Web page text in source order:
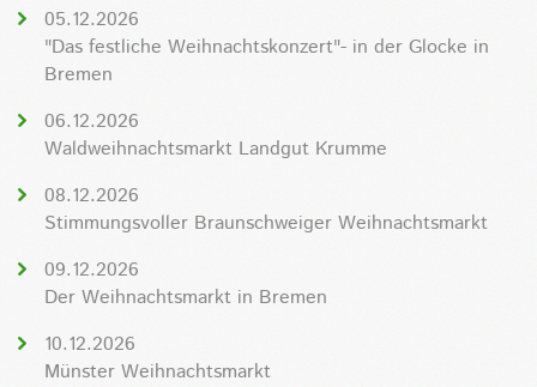
05.12.2026
"Das festliche Weihnachtskonzert"- in der Glocke in
Bremen
06.12.2026
Waldweihnachtsmarkt Landgut Krumme
08.12.2026
Stimmungsvoller Braunschweiger Weihnachtsmarkt
09.12.2026
Der Weihnachtsmarkt in Bremen
10.12.2026
Münster Weihnachtsmarkt